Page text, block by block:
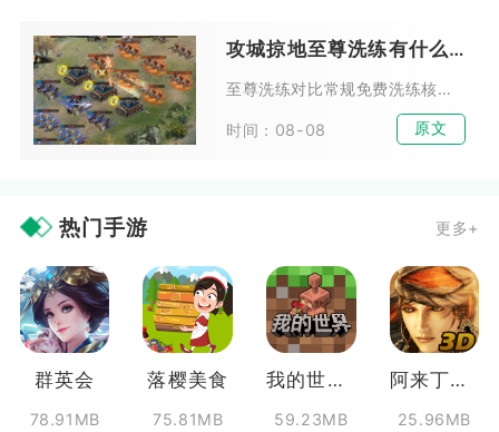
攻城掠地至尊洗练有什么区别
至尊洗练对比常规免费洗练核心区别集中在资源消耗、属性升级概率、高阶装备适配、洗练点数收益四大维度，前者是突破装备满级瓶颈、打造真套装与极套装的核心手段，后者仅适合前期铺垫...
时间：08-08 原文
热门手游 更多+
群英会
78.91MB
落樱美食
75.81MB
我的世界移动版
59.23MB
阿来丁历险记
25.96MB